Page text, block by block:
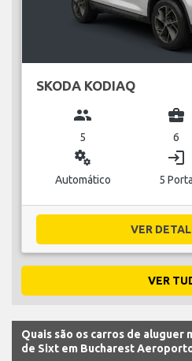
SKODA KODIAQ
group
5
business_center
6
miscellaneous_services
Automático
login
5 Porta
VER
VER
Quais são os carros de aluguer
de Sixt em Bucharest